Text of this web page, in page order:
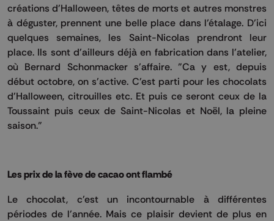
créations d'Halloween, têtes de morts et autres monstres
à déguster, prennent une belle place dans l'étalage. D'ici
quelques semaines, les Saint-Nicolas prendront leur
place. Ils sont d'ailleurs déjà en fabrication dans l'atelier,
où Bernard Schonmacker s'affaire. "Ca y est, depuis
début octobre, on s'active. C'est parti pour les chocolats
d'Halloween, citrouilles etc. Et puis ce seront ceux de la
Toussaint puis ceux de Saint-Nicolas et Noël, la pleine
saison."
Les prix de la fève de cacao ont flambé
Le chocolat, c'est un incontournable à différentes
périodes de l'année. Mais ce plaisir devient de plus en